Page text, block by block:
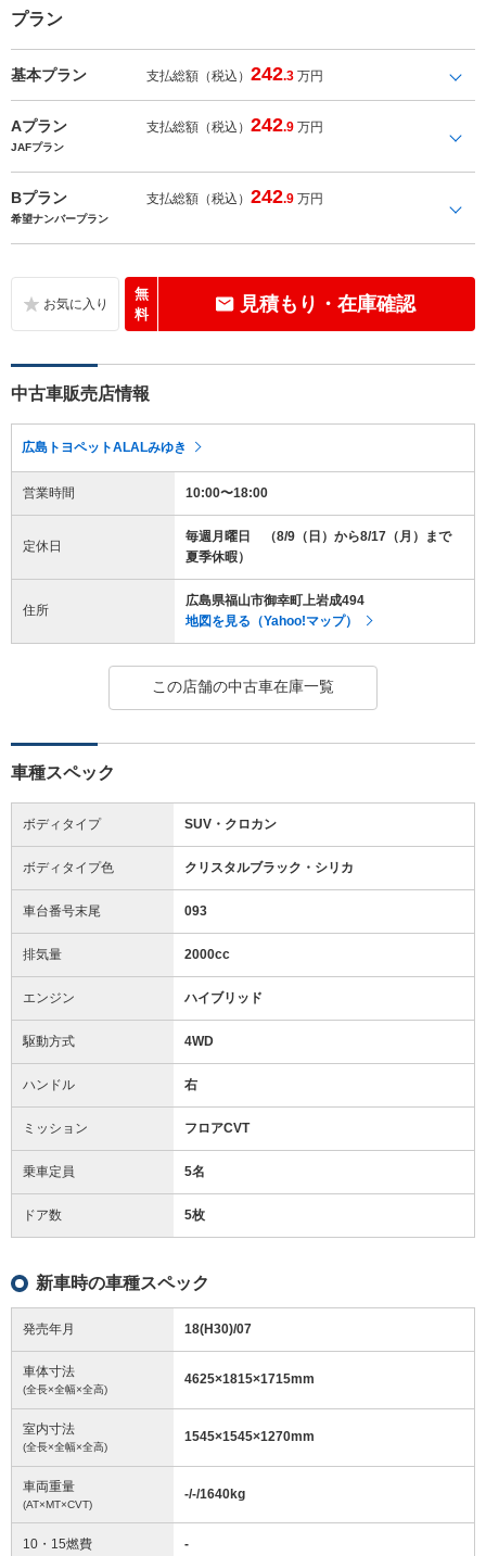
プラン
基本プラン 支払総額（税込）242.3 万円
Aプラン 支払総額（税込）242.9 万円
JAFプラン
Bプラン 支払総額（税込）242.9 万円
希望ナンバープラン
無
料
見積もり・在庫確認
中古車販売店情報
広島トヨペットALALみゆき
営業時間 10:00〜18:00
定休日
毎週月曜日 （8/9（日）から8/17（月）まで
夏季休暇）
住所
広島県福山市御幸町上岩成494
地図を見る（Yahoo!マップ）
この店舗の中古車在庫一覧
車種スペック
ボディタイプ SUV・クロカン
ボディタイプ色 クリスタルブラック・シリカ
車台番号末尾 093
排気量 2000cc
エンジン ハイブリッド
駆動方式 4WD
ハンドル 右
ミッション フロアCVT
乗車定員 5名
ドア数 5枚
新車時の車種スペック
発売年月 18(H30)/07
車体寸法
(全長×全幅×全高)
4625×1815×1715mm
室内寸法
(全長×全幅×全高)
1545×1545×1270mm
車両重量
(AT×MT×CVT)
-/-/1640kg
10・15燃費 -